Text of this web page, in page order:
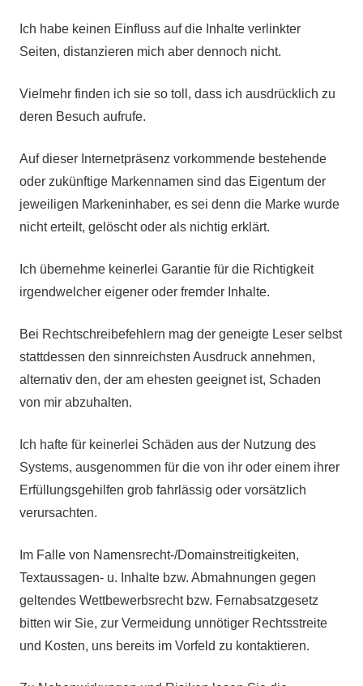
Ich habe keinen Einfluss auf die Inhalte verlinkter
Seiten, distanzieren mich aber dennoch nicht.
Vielmehr finden ich sie so toll, dass ich ausdrücklich zu
deren Besuch aufrufe.
Auf dieser Internetpräsenz vorkommende bestehende
oder zukünftige Markennamen sind das Eigentum der
jeweiligen Markeninhaber, es sei denn die Marke wurde
nicht erteilt, gelöscht oder als nichtig erklärt.
Ich übernehme keinerlei Garantie für die Richtigkeit
irgendwelcher eigener oder fremder Inhalte.
Bei Rechtschreibefehlern mag der geneigte Leser selbst
stattdessen den sinnreichsten Ausdruck annehmen,
alternativ den, der am ehesten geeignet ist, Schaden
von mir abzuhalten.
Ich hafte für keinerlei Schäden aus der Nutzung des
Systems, ausgenommen für die von ihr oder einem ihrer
Erfüllungsgehilfen grob fahrlässig oder vorsätzlich
verursachten.
Im Falle von Namensrecht-/Domainstreitigkeiten,
Textaussagen- u. Inhalte bzw. Abmahnungen gegen
geltendes Wettbewerbsrecht bzw. Fernabsatzgesetz
bitten wir Sie, zur Vermeidung unnötiger Rechtsstreite
und Kosten, uns bereits im Vorfeld zu kontaktieren.